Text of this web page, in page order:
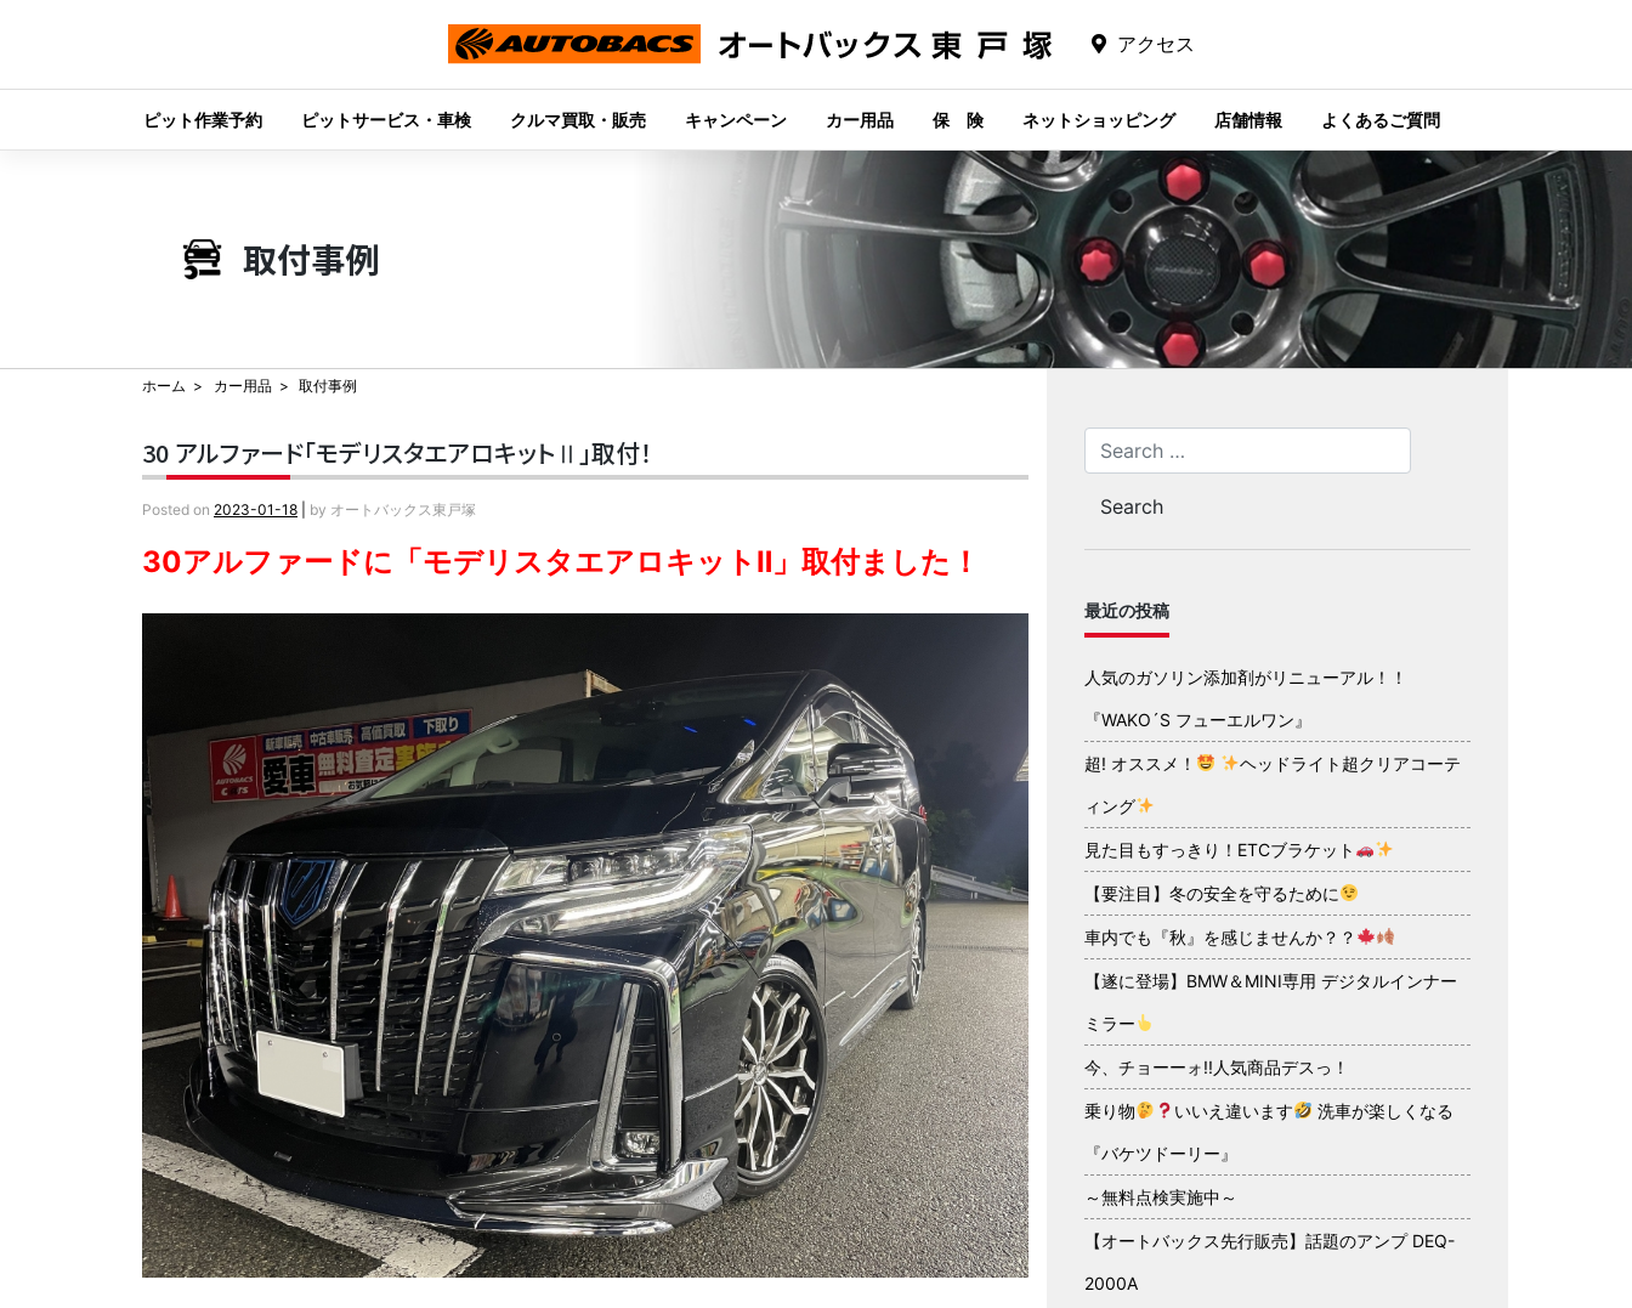
アクセス
ピット作業予約 ピットサービス・車検 クルマ買取・販売 キャンペーン カー用品 保 険 ネットショッピング 店舗情報 よくあるご質問
取付事例
ホーム カー用品 取付事例
30 アルファード「モデリスタエアロキットⅡ」取付！
Posted on 2023-01-18 by オートバックス東戸塚
30アルファードに「モデリスタエアロキットⅡ」取付ました！
最近の投稿
人気のガソリン添加剤がリニューアル！！
『WAKO´S フューエルワン』
超! オススメ！ ヘッドライト超クリアコーテ
ィング
見た目もすっきり！ETCブラケット
【要注目】冬の安全を守るために
車内でも『秋』を感じませんか？？
【遂に登場】BMW＆MINI専用 デジタルインナー
ミラー
今、チョーーォ!!人気商品デスっ！
乗り物 いいえ違います 洗車が楽しくなる
『バケツドーリー』
～無料点検実施中～
【オートバックス先行販売】話題のアンプ DEQ-
2000A